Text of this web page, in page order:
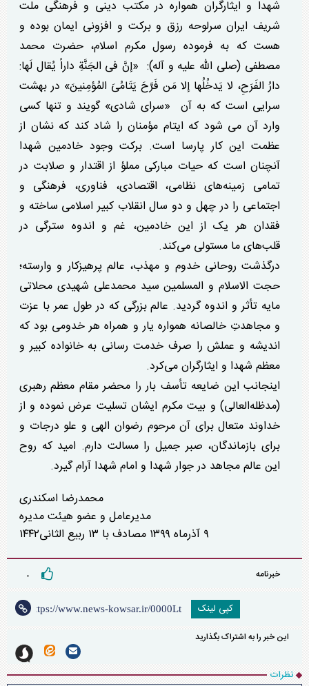
شهدا و ایثارگران همواره در مکتب دینی و فرهنگی ملت
شریف ایران سرلوحه رزق و برکت و افزونی ایمان بوده و
هست که به فرموده رسول مکرم اسلام، حضرت محمد
مصطفی (صلی الله علیه و آله): ‏ «إنَّ فی الجَنَّةِ داراً یُقال لَها:
دارُ الفَرَحِ، لا‎ ‎‏یَدخُلُها إلا مَن فَرَّحَ یَتَامُیَ المُؤمِنینَ» ‏در بهشت
سرایی است که به آن‏‎ ‎‏ «سرای‏‏ ‏‏شادی» گویند و تنها کسی
وارد آن‏‎ ‎‏می شود که ایتام مؤمنان را شاد کند که نشان از
عظمت این کار پارسا است‏. برکت وجود خادمین شهدا
آنچنان است که حیات مبارکی مملؤ از اقتدار و صلابت در
تمامی زمینه‌های نظامی، اقتصادی، فناوری، فرهنگی و
اجتماعی را در چهل و دو سال انقلاب کبیر اسلامی ساخته و
فقدان هر یک از این خادمین، غم و اندوه سترگی در
قلب‌های ما مستولی می‌کند.
درگذشت روحانی خدوم و مهذب، عالم پرهیزکار و وارسته؛
حجت الاسلام و المسلمین سید محمدعلی شهیدی محلاتی
مایه تأثر و اندوه گردید. عالم بزرگی که در طول عمر با عزت
و مجاهدتِ خالصانه همواره یار و همراه هر خدومی بود که
اندیشه و عملش را صرف خدمت رسانی به خانواده کبیر و
معظم شهدا و ایثارگران می‌کرد.
اینجانب این ضایعه تأسف بار را محضر مقام معظم رهبری
(مدظله‌العالی) و بیت مکرم ایشان تسلیت عرض نموده و از
خداوند متعال برای آن مرحوم رضوان الهی و علو درجات و
برای بازماندگان، صبر جمیل را مسالت دارم. امید که روح
این عالم مجاهد در جوار شهدا و امام شهدا آرام گیرد.
محمدرضا اسکندری
مدیرعامل و عضو هیئت مدیره
۹ آذرماه ۱۳۹۹ مصادف با ۱۳ ربیع الثانی
۱۴۴۲
خبرنامه ۰
کپی لینک
این خبر را به اشتراک بگذارید
نظرات